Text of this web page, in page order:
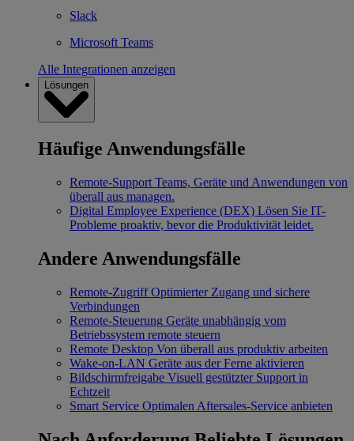
Slack
Microsoft Teams
Alle Integrationen anzeigen
Lösungen
Häufige Anwendungsfälle
Remote-Support Teams, Geräte und Anwendungen von
überall aus managen.
Digital Employee Experience (DEX) Lösen Sie IT-
Probleme proaktiv, bevor die Produktivität leidet.
Andere Anwendungsfälle
Remote-Zugriff Optimierter Zugang und sichere
Verbindungen
Remote-Steuerung Geräte unabhängig vom
Betriebssystem remote steuern
Remote Desktop Von überall aus produktiv arbeiten
Wake-on-LAN Geräte aus der Ferne aktivieren
Bildschirmfreigabe Visuell gestützter Support in
Echtzeit
Smart Service Optimalen Aftersales-Service anbieten